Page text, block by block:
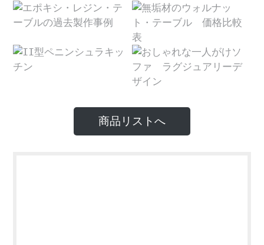
商品リストへ